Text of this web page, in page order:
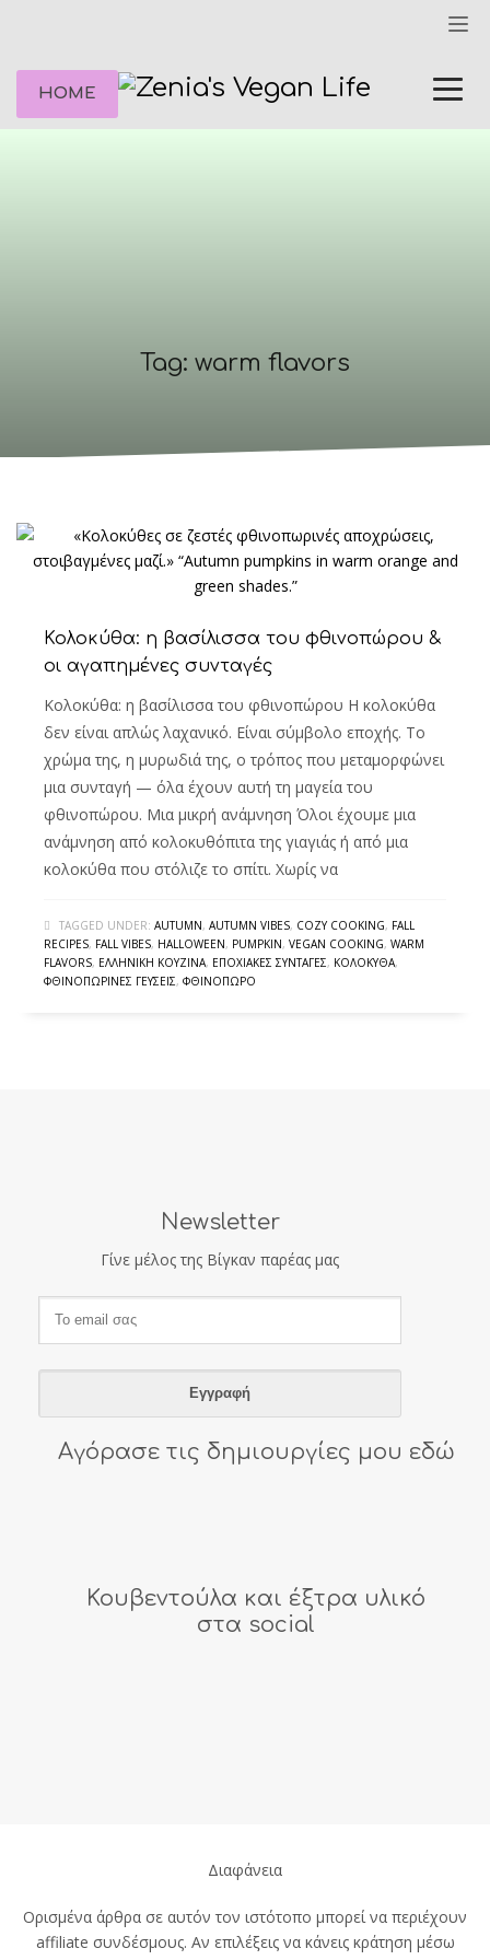
HOME
Tag: warm flavors
Κολοκύθα: η βασίλισσα του φθινοπώρου &
οι αγαπημένες συνταγές
Κολοκύθα: η βασίλισσα του φθινοπώρου Η κολοκύθα
δεν είναι απλώς λαχανικό. Είναι σύμβολο εποχής. Το
χρώμα της, η μυρωδιά της, ο τρόπος που μεταμορφώνει
μια συνταγή — όλα έχουν αυτή τη μαγεία του
φθινοπώρου. Μια μικρή ανάμνηση Όλοι έχουμε μια
ανάμνηση από κολοκυθόπιτα της γιαγιάς ή από μια
κολοκύθα που στόλιζε το σπίτι. Χωρίς να
TAGGED UNDER: AUTUMN, AUTUMN VIBES, COZY COOKING, FALL
RECIPES, FALL VIBES, HALLOWEEN, PUMPKIN, VEGAN COOKING, WARM
FLAVORS, ΕΛΛΗΝΙΚΉ ΚΟΥΖΊΝΑ, ΕΠΟΧΙΑΚΈΣ ΣΥΝΤΑΓΈΣ, ΚΟΛΟΚΎΘΑ,
ΦΘΙΝΟΠΩΡΙΝΈΣ ΓΕΎΣΕΙΣ, ΦΘΙΝΌΠΩΡΟ
Newsletter
Γίνε μέλος της Βίγκαν παρέας μας
Αγόρασε τις δημιουργίες μου εδώ
Κουβεντούλα και έξτρα υλικό
στα social
Διαφάνεια
Ορισμένα άρθρα σε αυτόν τον ιστότοπο μπορεί να περιέχουν
affiliate συνδέσμους. Αν επιλέξεις να κάνεις κράτηση μέσω